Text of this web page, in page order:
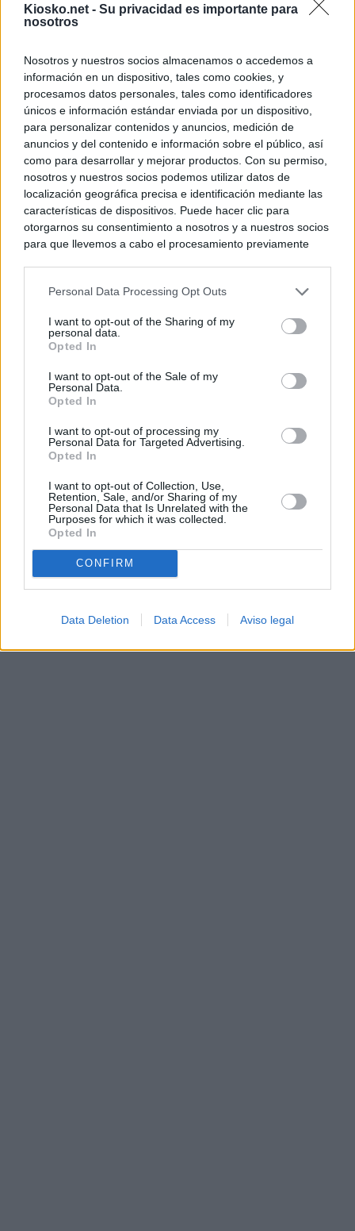
Kiosko.net - Su privacidad es importante para
nosotros
Nosotros y nuestros socios almacenamos o accedemos a
información en un dispositivo, tales como cookies, y
procesamos datos personales, tales como identificadores
únicos e información estándar enviada por un dispositivo,
para personalizar contenidos y anuncios, medición de
anuncios y del contenido e información sobre el público, así
como para desarrollar y mejorar productos. Con su permiso,
nosotros y nuestros socios podemos utilizar datos de
localización geográfica precisa e identificación mediante las
características de dispositivos. Puede hacer clic para
otorgarnos su consentimiento a nosotros y a nuestros socios
para que llevemos a cabo el procesamiento previamente
negar su consentimiento. Tenga en cuenta que algún
de su consentimiento, pero usted tiene el derecho de
rechazar tal procesamiento. Sus preferencias se aplicarán
cualquier momento entrando de nuevo en este sitio web o
visitando nuestra política de privacidad.
Personal Data Processing Opt Outs
I want to opt-out of the Sharing of my
personal data.
Opted In
I want to opt-out of the Sale of my
Personal Data.
Opted In
I want to opt-out of processing my
Personal Data for Targeted Advertising.
Opted In
I want to opt-out of Collection, Use,
Retention, Sale, and/or Sharing of my
Personal Data that Is Unrelated with the
Purposes for which it was collected.
Opted In
CONFIRM
Data Deletion Data Access Aviso legal